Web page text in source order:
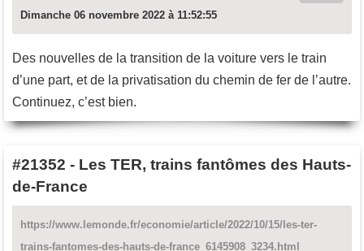
Dimanche 06 novembre 2022 à 11:52:55
Des nouvelles de la transition de la voiture vers le train
d’une part, et de la privatisation du chemin de fer de l’autre.
Continuez, c’est bien.
#21352 - Les TER, trains fantômes des Hauts-
de-France
https://www.lemonde.fr/economie/article/2022/10/15/les-ter-
trains-fantomes-des-hauts-de-france_6145908_3234.html